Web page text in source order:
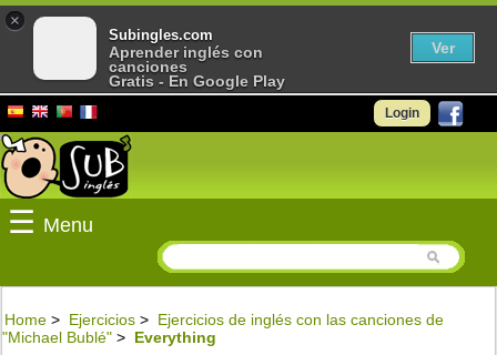
Login
☰ Menu
Home > Ejercicios > Ejercicios de inglés con las canciones de
"Michael Bublé" > Everything
×
Subingles.com
Aprender inglés con
canciones
Gratis - En Google Play
Ver